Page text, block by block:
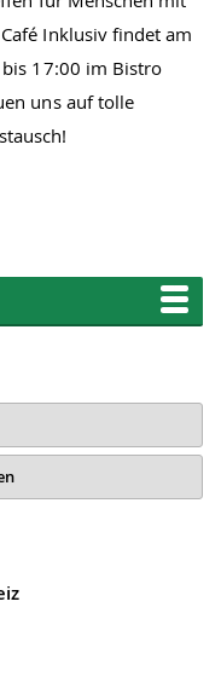
Inklusiv findet am
17:00 im Bistro
uns auf tolle